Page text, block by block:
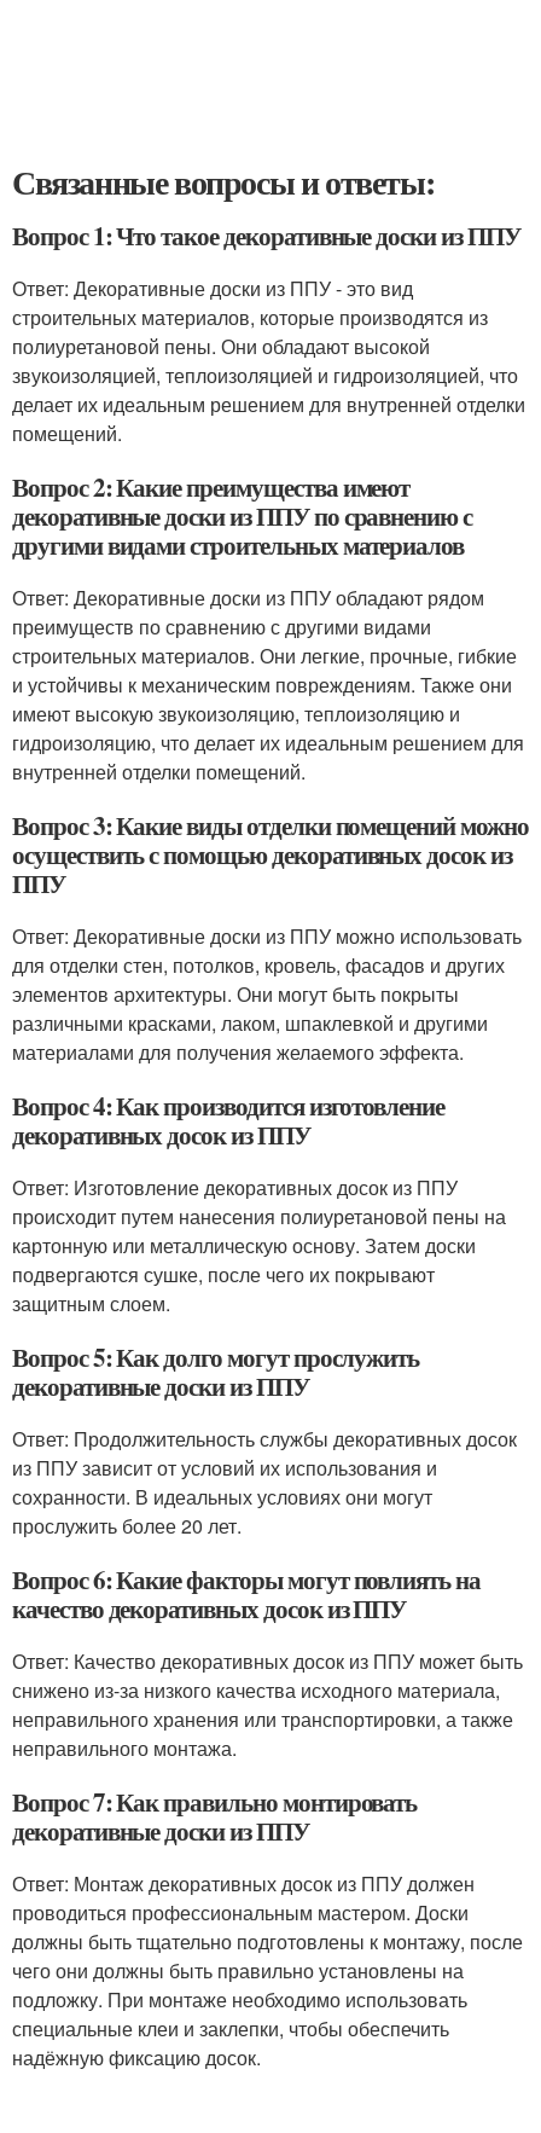
Связанные вопросы и ответы:
Вопрос 1: Что такое декоративные доски из ППУ
Ответ: Декоративные доски из ППУ - это вид
строительных материалов, которые производятся из
полиуретановой пены. Они обладают высокой
звукоизоляцией, теплоизоляцией и гидроизоляцией, что
делает их идеальным решением для внутренней отделки
помещений.
Вопрос 2: Какие преимущества имеют
декоративные доски из ППУ по сравнению с
другими видами строительных материалов
Ответ: Декоративные доски из ППУ обладают рядом
преимуществ по сравнению с другими видами
строительных материалов. Они легкие, прочные, гибкие
и устойчивы к механическим повреждениям. Также они
имеют высокую звукоизоляцию, теплоизоляцию и
гидроизоляцию, что делает их идеальным решением для
внутренней отделки помещений.
Вопрос 3: Какие виды отделки помещений можно
осуществить с помощью декоративных досок из
ППУ
Ответ: Декоративные доски из ППУ можно использовать
для отделки стен, потолков, кровель, фасадов и других
элементов архитектуры. Они могут быть покрыты
различными красками, лаком, шпаклевкой и другими
материалами для получения желаемого эффекта.
Вопрос 4: Как производится изготовление
декоративных досок из ППУ
Ответ: Изготовление декоративных досок из ППУ
происходит путем нанесения полиуретановой пены на
картонную или металлическую основу. Затем доски
подвергаются сушке, после чего их покрывают
защитным слоем.
Вопрос 5: Как долго могут прослужить
декоративные доски из ППУ
Ответ: Продолжительность службы декоративных досок
из ППУ зависит от условий их использования и
сохранности. В идеальных условиях они могут
прослужить более 20 лет.
Вопрос 6: Какие факторы могут повлиять на
качество декоративных досок из ППУ
Ответ: Качество декоративных досок из ППУ может быть
снижено из-за низкого качества исходного материала,
неправильного хранения или транспортировки, а также
неправильного монтажа.
Вопрос 7: Как правильно монтировать
декоративные доски из ППУ
Ответ: Монтаж декоративных досок из ППУ должен
проводиться профессиональным мастером. Доски
должны быть тщательно подготовлены к монтажу, после
чего они должны быть правильно установлены на
подложку. При монтаже необходимо использовать
специальные клеи и заклепки, чтобы обеспечить
надёжную фиксацию досок.